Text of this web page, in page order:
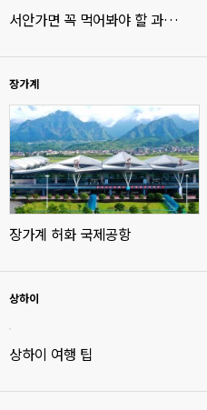
서안가면 꼭 먹어봐야 할 과…
장가계
장가계 허화 국제공항
상하이
상하이 여행 팁